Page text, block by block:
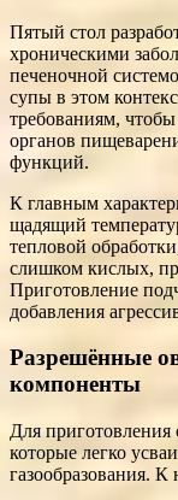
Пятый стол
хроническими
печеночной
супы в этом
требованиям,
органов
функций.
К главным
щадящий
тепловой
слишком кислых,
Приготовление
добавления
Разрешённые
компоненты
Для приготовления
которые легко
газообразования. К